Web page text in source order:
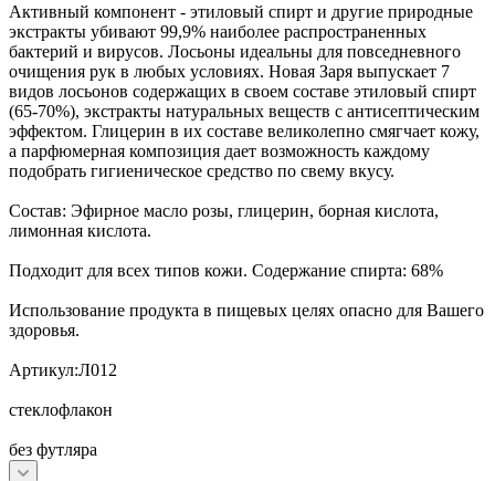
Активный компонент - этиловый спирт и другие природные
экстракты убивают 99,9% наиболее распространенных
бактерий и вирусов. Лосьоны идеальны для повседневного
очищения рук в любых условиях. Новая Заря выпускает 7
видов лосьонов содержащих в своем составе этиловый спирт
(65-70%), экстракты натуральных веществ с антисептическим
эффектом. Глицерин в их составе великолепно смягчает кожу,
а парфюмерная композиция дает возможность каждому
подобрать гигиеническое средство по свему вкусу.
Состав: Эфирное масло розы, глицерин, борная кислота,
лимонная кислота.
Подходит для всех типов кожи. Содержание спирта: 68%
Использование продукта в пищевых целях опасно для Вашего
здоровья.
Артикул:Л012
стеклофлакон
без футляра